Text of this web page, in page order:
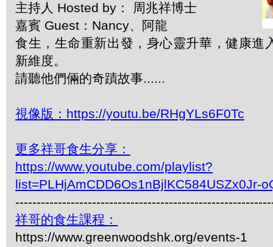
主持人 Hosted by： 周兆祥博士
嘉賓 Guest：Nancy、阿龍
食生，生命重新出發，身心靈升華，健康進
新維度。
請聽他們倆的奇蹟故事......
視像版：https://youtu.be/RHgYLs6F0Tc
更多祥哥食生分享：
https://www.youtube.com/playlist?
list=PLHjAmCDD6Os1nBjlKC584USZx0Jr-
祥哥的食生課程：
https://www.greenwoodshk.org/events-1